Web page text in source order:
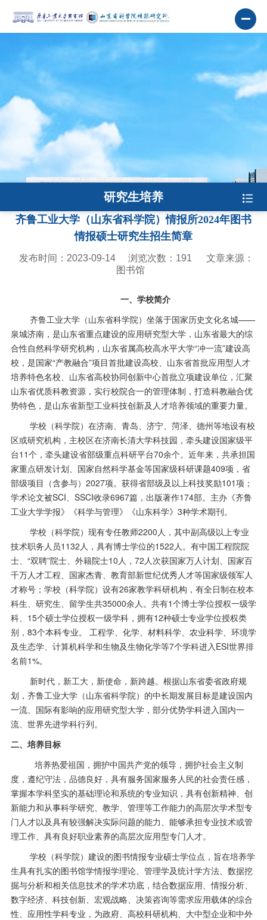
研究生培养
齐鲁工业大学（山东省科学院）情报所2024年图书
情报硕士研究生招生简章
发布时间：2023-09-14 浏览次数： 191
文章来源：
图书馆
一、学校简介
齐鲁工业大学（山东省科学院）坐落于国家历史文化名城——
泉城济南，是山东省重点建设的应用研究型大学，山东省最大的综
合性自然科学研究机构，山东省属高校高水平大学“冲一流”建设高
校，是国家“产教融合”项目首批建设高校、山东省首批应用型人才
培养特色名校、山东省高校协同创新中心首批立项建设单位，汇聚
山东省优质科教资源，实行校院合一的管理体制，打造科教融合优
势特色，是山东省新型工业科技创新及人才培养领域的重要力量。
学校（科学院）在济南、青岛、济宁、菏泽、德州等地设有校
区或研究机构，主校区在济南长清大学科技园，牵头建设国家级平
台11个，牵头建设省部级重点科研平台70余个。近年来，共承担国
家重点研发计划、国家自然科学基金等国家级科研课题409项，省
部级项目（含参与） 2027项。获得省部级及以上科技奖励101项；
学术论文被SCI SSCI收录6967篇，出版著作174部。主办《齐鲁
工业大学学报》《科学与管理》《山东科学》 3种学术期刊。
学校（科学院）现有专任教师2200 人，其中副高级以上专业
技术职务人员1132 人，具有博士学位的1522 人。有中国工程院院
士、 “双聘”院士、外籍院士10 人， 72 人次获国家万人计划、国家百
千万人才工程、国家杰青、教育部新世纪优秀人才等国家级领军人
才称号；学校（科学院）设有26家教学科研机构，有全日制在校本
科生、研究生、留学生共35000余人。共有1个博士学位授权一级学
科、 15个硕士学位授权一级学科，拥有12种硕士专业学位授权类
别， 83个本科专业。 工程学、化学、材料科学、农业科学、环境学
及生态学、计算机科学和生物及生物化学等7个学科进入 ESI世界排
名前1%。
新时代，新工大，新使命，新跨越。根据山东省委省政府规
划，齐鲁工业大学（山东省科学院）的中长期发展目标是建设国内
一流、国际有影响的应用研究型大学，部分优势学科进入国内一
流、世界先进学科行列。
二、培养目标
培养热爱祖国，拥护中国共产党的领导，拥护社会主义制
度，遵纪守法，品德良好，具有服务国家服务人民的社会责任感，
掌握本学科坚实的基础理论和系统的专业知识，具有创新精神、创
新能力和从事科学研究、教学、管理等工作能力的高层次学术型专
门人才以及具有较强解决实际问题的能力、能够承担专业技术或管
理工作、具有良好职业素养的高层次应用型专门人才。
学校（科学院）建设的图书情报专业硕士学位点，旨在培养学
生具有扎实的图书馆学情报学理论、管理学及统计学方法、数据挖
掘与分析和相关信息技术的学术功底，结合数据应用、情报分析、
数字经济、科技创新、宏观战略、决策咨询等需求应用载体的综合
性、应用性学科专业，为政府、高校科研机构、大中型企业和中外